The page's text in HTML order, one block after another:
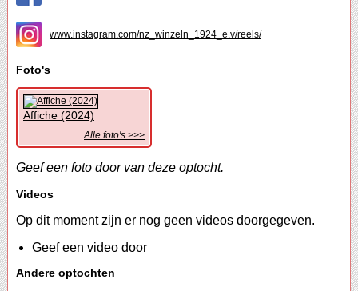
www.instagram.com/nz_winzeln_1924_e.v/reels/
Foto's
Affiche (2024)
Alle foto's >>>
Geef een foto door van deze optocht.
Videos
Op dit moment zijn er nog geen videos doorgegeven.
Geef een video door
Andere optochten